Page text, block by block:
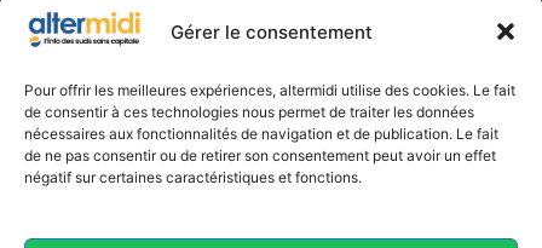
Gérer le consentement
Pour offrir les meilleures expériences, altermidi utilise des cookies. Le fait
de consentir à ces technologies nous permet de traiter les données
nécessaires aux fonctionnalités de navigation et de publication. Le fait
de ne pas consentir ou de retirer son consentement peut avoir un effet
négatif sur certaines caractéristiques et fonctions.
altermidi est ouvert sur les suds, la méditerranée,
l'europe.
altermidi aborde des thématiques globales évaluées à
partir des constats de terrain ou d'analyses à l'échelon
local.
altermidi c'est l'information capitale, sans capitale.